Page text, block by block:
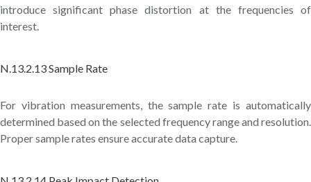
introduce significant phase distortion at the frequencies of
interest.
N.13.2.13 Sample Rate
For vibration measurements, the sample rate is automatically
determined based on the selected frequency range and resolution.
Proper sample rates ensure accurate data capture.